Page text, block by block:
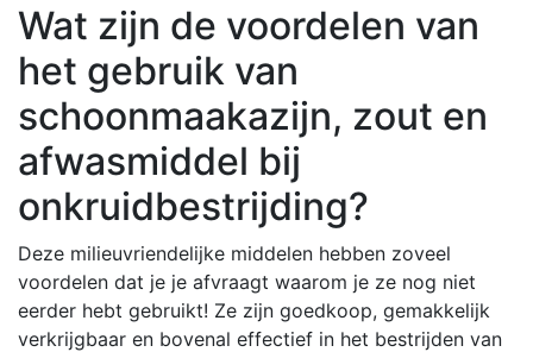
Wat zijn de voordelen van
het gebruik van
schoonmaakazijn, zout en
afwasmiddel bij
onkruidbestrijding?
Deze milieuvriendelijke middelen hebben zoveel
voordelen dat je je afvraagt waarom je ze nog niet
eerder hebt gebruikt! Ze zijn goedkoop, gemakkelijk
verkrijgbaar en bovenal effectief in het bestrijden van